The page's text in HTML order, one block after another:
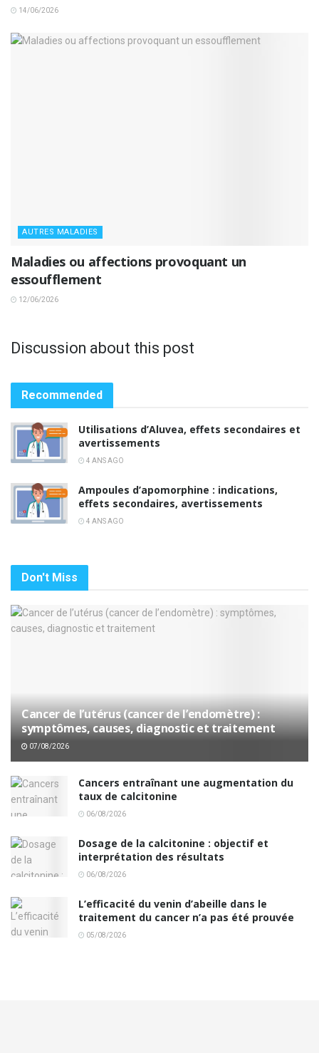
14/06/2026
AUTRES MALADIES
Maladies ou affections provoquant un
essoufflement
12/06/2026
Discussion about this post
Recommended
Utilisations d’Aluvea, effets secondaires et
avertissements
4 ANS AGO
Ampoules d’apomorphine : indications,
effets secondaires, avertissements
4 ANS AGO
Don't Miss
Cancer de l’utérus (cancer de l’endomètre) :
symptômes, causes, diagnostic et traitement
07/08/2026
Cancers entraînant une augmentation du
taux de calcitonine
06/08/2026
Dosage de la calcitonine : objectif et
interprétation des résultats
06/08/2026
L’efficacité du venin d’abeille dans le
traitement du cancer n’a pas été prouvée
05/08/2026